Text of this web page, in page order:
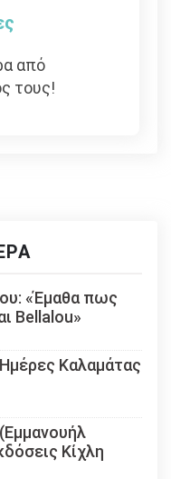
από
τους!
«Έμαθα πως
Bellalou»
Καλαμάτας
Κίχλη